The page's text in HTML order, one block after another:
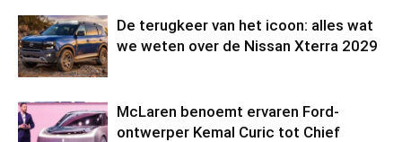
De terugkeer van het icoon: alles wat
we weten over de Nissan Xterra 2029
McLaren benoemt ervaren Ford-
ontwerper Kemal Curic tot Chief